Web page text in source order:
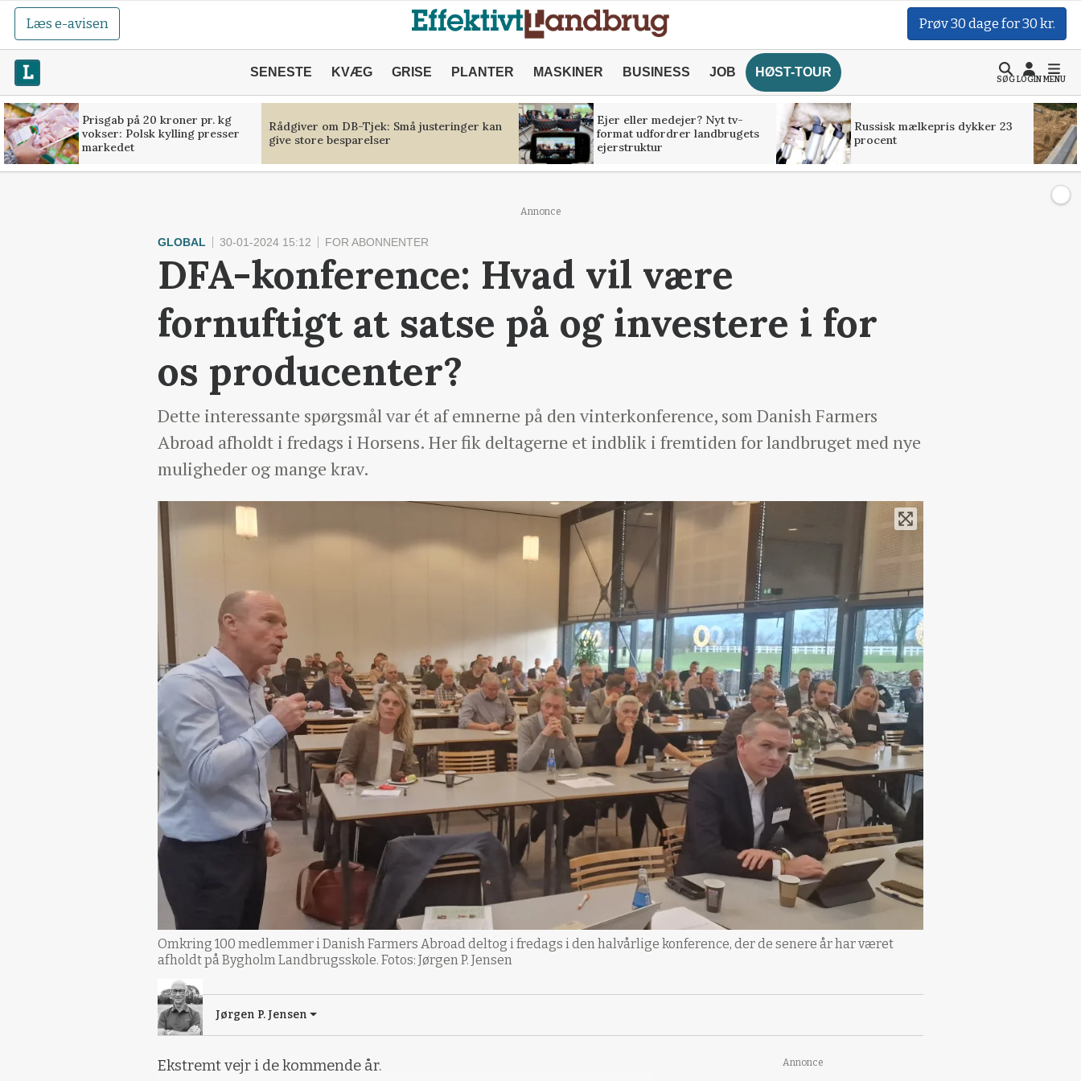
Læs e-avisen Prøv 30 dage for 30 kr.
SENESTE KVÆG GRISE PLANTER MASKINER BUSINESS JOB HØST-TOUR
SØGLOGINMENU
Prisgab på 20 kroner pr. kg
vokser: Polsk kylling presser
markedet
Rådgiver om DB-Tjek: Små justeringer kan
give store besparelser
Ejer eller medejer? Nyt tv-
format udfordrer landbrugets
ejerstruktur
Russisk mælkepris dykker 23
procent
Annonce
GLOBAL 30-01-2024 15:12 FOR ABONNENTER
DFA-konference: Hvad vil være
fornuftigt at satse på og investere i for
os producenter?
Dette interessante spørgsmål var ét af emnerne på den vinterkonference, som Danish Farmers
Abroad afholdt i fredags i Horsens. Her fik deltagerne et indblik i fremtiden for landbruget med nye
muligheder og mange krav.
Omkring 100 medlemmer i Danish Farmers Abroad deltog i fredags i den halvårlige konference, der de senere år har været
afholdt på Bygholm Landbrugsskole. Fotos: Jørgen P. Jensen
Jørgen P. Jensen
Ekstremt vejr i de kommende år. Annonce